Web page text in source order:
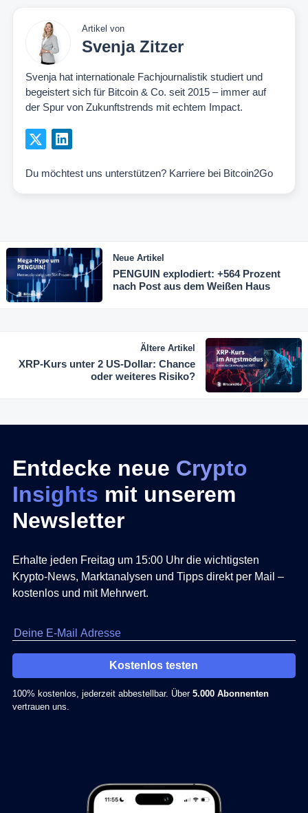
Artikel von
Svenja Zitzer
Svenja hat internationale Fachjournalistik studiert und
begeistert sich für Bitcoin & Co. seit 2015 – immer auf
der Spur von Zukunftstrends mit echtem Impact.
Du möchtest uns unterstützen? Karriere bei Bitcoin2Go
Neue Artikel
PENGUIN explodiert: +564 Prozent
nach Post aus dem Weißen Haus
Ältere Artikel
XRP-Kurs unter 2 US-Dollar: Chance
oder weiteres Risiko?
Entdecke neue Crypto
Insights mit unserem
Newsletter
Erhalte jeden Freitag um 15:00 Uhr die wichtigsten
Krypto-News, Marktanalysen und Tipps direkt per Mail –
kostenlos und mit Mehrwert.
Kostenlos testen
100% kostenlos, jederzeit abbestellbar. Über 5.000 Abonnenten
vertrauen uns.